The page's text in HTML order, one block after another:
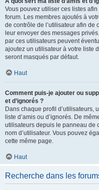
Vous pouvez utiliser ces listes
forum. Les membres ajoutés à
de contrôle de l’utilisateur afin de
leur envoyer des messages
par ces utilisateurs peuvent
ajoutez un utilisateur à votre liste
seront masqués par défaut.
Haut
Comment puis-je ajouter ou
et d’ignorés ?
Dans chaque profil d’utilisateurs,
liste d’amis ou d’ignorés. De
utilisateurs depuis le panneau de
nom d’utilisateur. Vous pouvez
cette même page.
Haut
Recherche dans les